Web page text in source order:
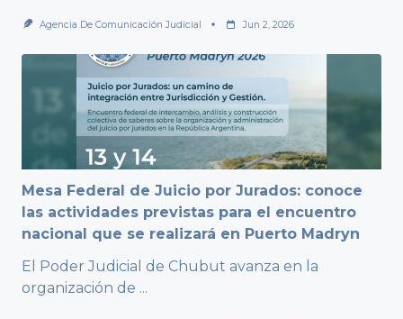
Agencia De Comunicación Judicial Jun 2, 2026
Mesa Federal de Juicio por Jurados: conoce
las actividades previstas para el encuentro
nacional que se realizará en Puerto Madryn
El Poder Judicial de Chubut avanza en la
organización de ...